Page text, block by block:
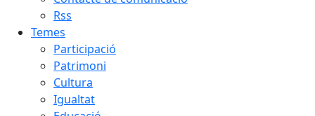
Rss
Temes
Participació
Patrimoni
Cultura
Igualtat